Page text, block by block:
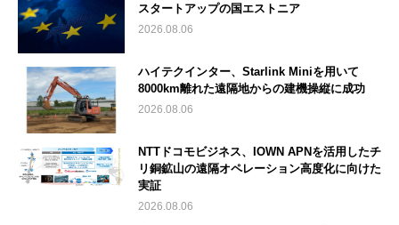
スタートアップの国エストニア
2026.08.06
ハイテクインター、Starlink Miniを用いて
8000km離れた遠隔地からの建機操縦に成功
2026.08.06
NTTドコモビジネス、IOWN APNを活用したチ
リ銅鉱山の遠隔オペレーション高度化に向けた
実証
2026.08.06